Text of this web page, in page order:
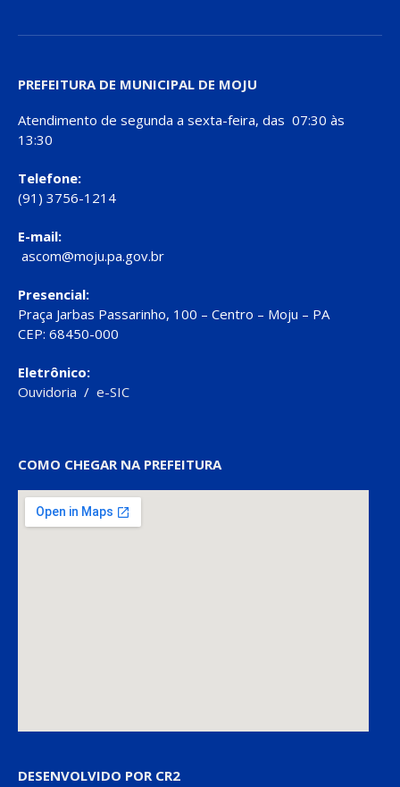
PREFEITURA DE MUNICIPAL DE MOJU
Atendimento de segunda a sexta-feira, das 07:30 às
13:30
Telefone:
(91) 3756-1214
E-mail:
ascom@moju.pa.gov.br
Presencial:
Praça Jarbas Passarinho, 100 – Centro – Moju – PA
CEP: 68450-000
Eletrônico:
Ouvidoria / e-SIC
COMO CHEGAR NA PREFEITURA
DESENVOLVIDO POR CR2